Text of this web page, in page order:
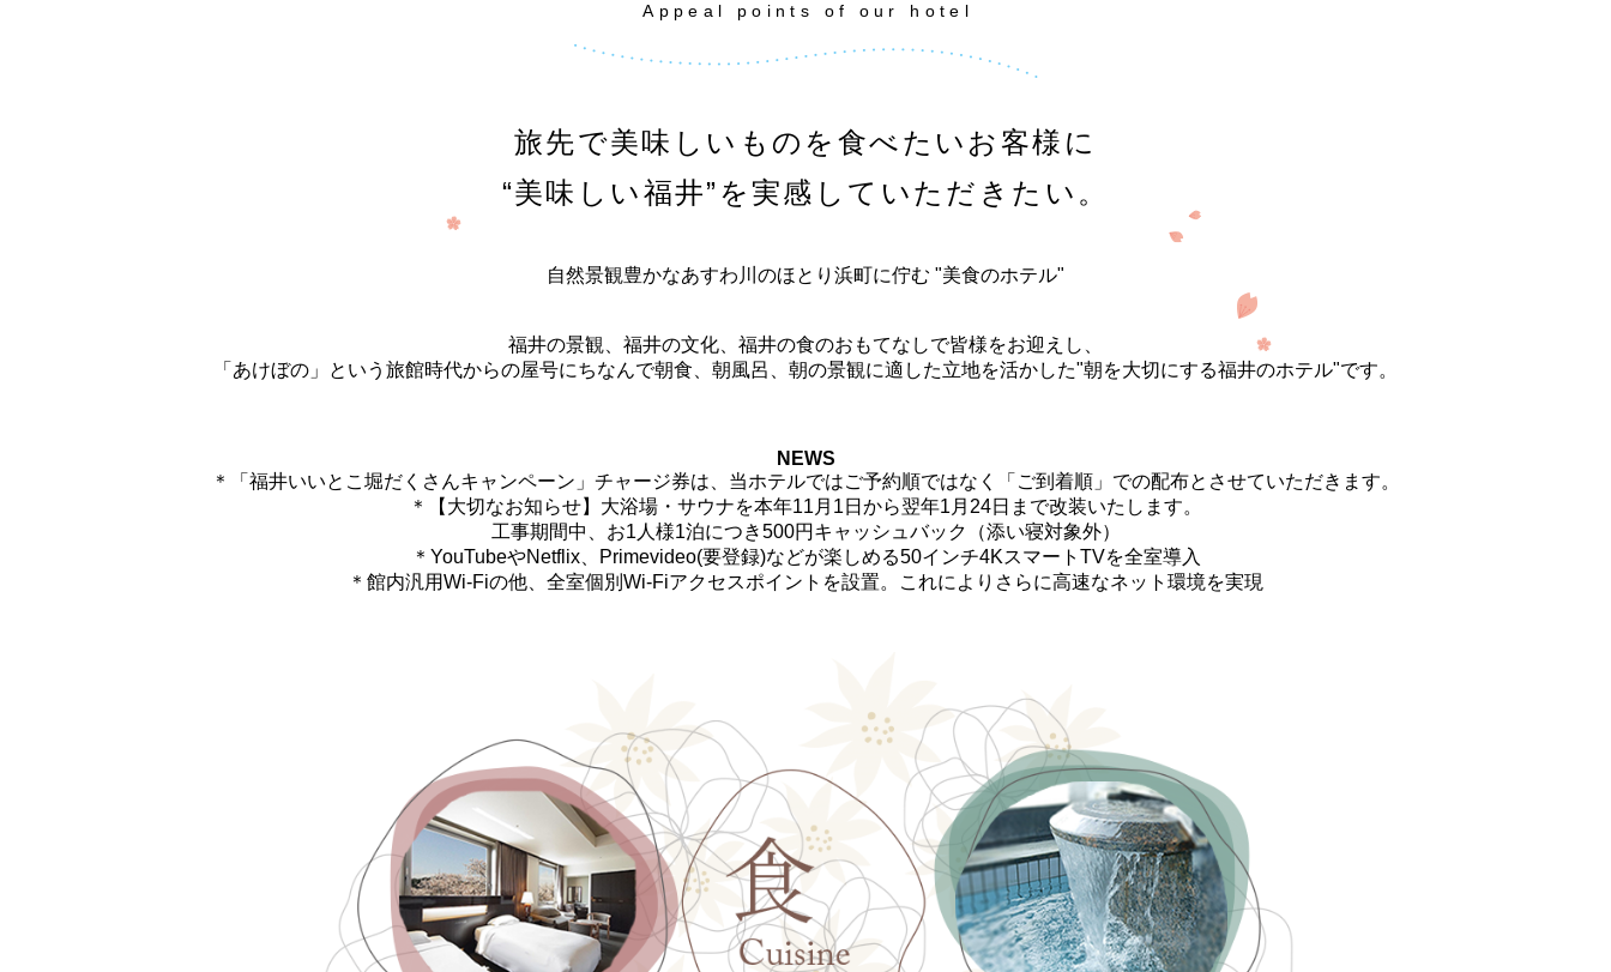
Appeal points of our hotel
旅先で美味しいものを食べたいお客様に
“美味しい福井”を実感していただきたい。
自然景観豊かなあすわ川のほとり浜町に佇む "美食のホテル"
福井の景観、福井の文化、福井の食のおもてなしで皆様をお迎えし、
「あけぼの」という旅館時代からの屋号にちなんで朝食、朝風呂、朝の景観に適した立地を活かした"朝を大切にする福井のホテル"です。
NEWS
＊「福井いいとこ堀だくさんキャンペーン」チャージ券は、当ホテルではご予約順ではなく「ご到着順」での配布とさせていただきます。
＊【大切なお知らせ】 大浴場・サウナを本年11月1日から翌年1月24日まで改装いたします。
工事期間中、お1人様1泊につき500円キャッシュバック（添い寝対象外）
＊YouTubeやNetflix、Primevideo(要登録)などが楽しめる50インチ4KスマートTVを全室導入
＊館内汎用Wi-Fiの他、全室個別Wi-Fiアクセスポイントを設置。これによりさらに高速なネット環境を実現